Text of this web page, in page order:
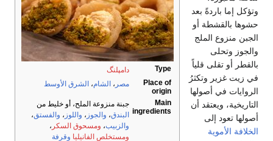
Type
دامپلنگ
Place of
origin
مصر ، الشام، الشرق الأوسط
Main
ingredients
جبنة منزوعة الملح، أو خليط من
البندق، والجوز ، واللوز ، والفستق،
والزبيب، ومسحوق السكر ،
ومستخلص الفانيليا وقرفة
وتؤكل إما باردةً بعد
حشوها بالقشطة أو
الجبن منزوع الملج
والجوز وتحلى
بالقطر أو تقلى قلياً
في زيت غزير وتكثرُ
الروايات في أصولها
التاريخية، ويعتقد أن
أصولها تعود إلى
الخلافة الأموية